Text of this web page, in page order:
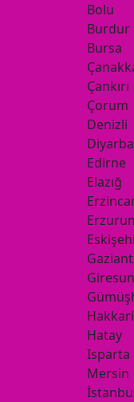
Bolu
Burdur
Bursa
Çankırı
Çorum
Denizli
Edirne
Elazığ
Giresun
Hakkari
Hatay
Isparta
Mersin